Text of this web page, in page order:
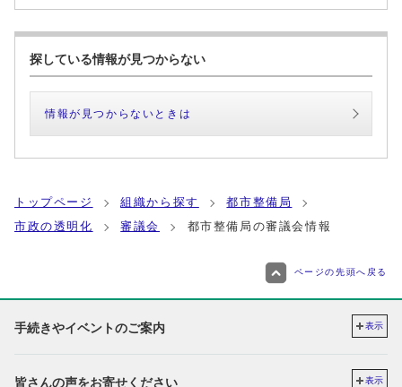
探している情報が見つからない
情報が見つからないときは
トップページ 組織から探す
都市整備局
市政の透明化
審議会 都市整備局の審議会情報
ページの先頭へ戻る
手続きやイベントのご案内 表示
皆さんの声をお寄せください 表示